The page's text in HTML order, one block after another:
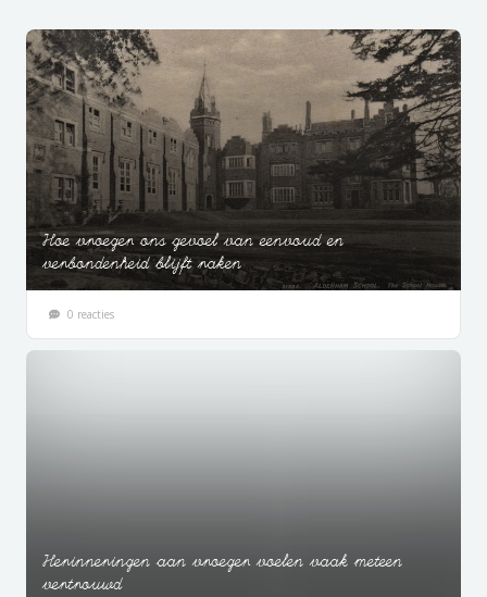
Hoe vroeger ons gevoel van eenvoud en
verbondenheid blijft raken
0 reacties
Herinneringen aan vroeger voelen vaak meteen
vertrouwd